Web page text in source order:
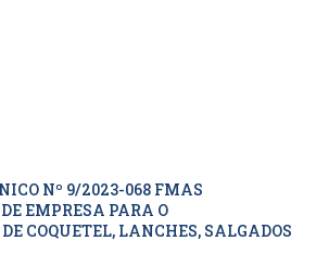
Nº 9/2023-068 FMAS
EMPRESA PARA O
COQUETEL, LANCHES, SALGADOS